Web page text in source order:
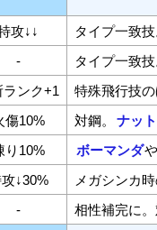
攻↓↓
タイプ一致
-
タイプ一致技
ランク+1
特殊飛行技
傷10% 対鋼。 ナッ
り10% ボーマンダや
↓30%
メガシンカ
-
相性補完に。